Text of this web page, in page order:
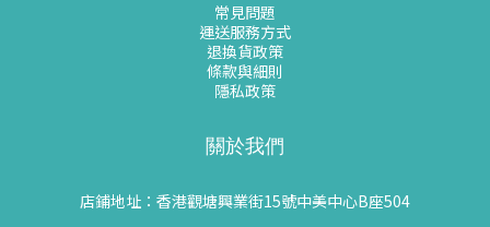
常見問題
運送服務方式
退換貨政策
條款與細則
隱私政策
關於我們
店鋪地址：香港觀塘興業街15號中美中心B座504